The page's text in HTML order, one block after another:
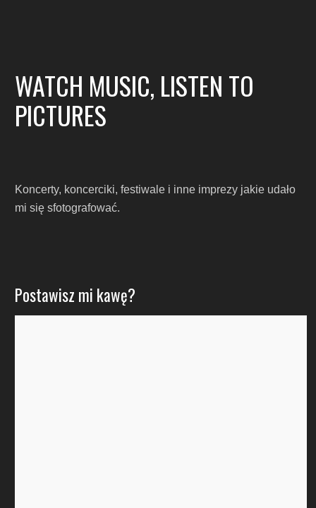
WATCH MUSIC, LISTEN TO
PICTURES
Koncerty, koncerciki, festiwale i inne imprezy jakie udało
mi się sfotografować.
Postawisz mi kawę?